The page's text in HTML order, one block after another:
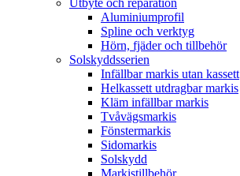
Utbyte och reparation
Aluminiumprofil
Spline och verktyg
Hörn, fjäder och tillbehör
Solskyddsserien
Infällbar markis utan kassett
Helkassett utdragbar markis
Kläm infällbar markis
Tvåvägsmarkis
Fönstermarkis
Sidomarkis
Solskydd
Markistillbehör